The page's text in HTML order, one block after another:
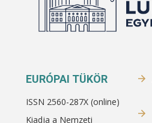
EURÓPAI TÜKÖR
ISSN 2560-287X (online)
Kiadja a Nemzeti